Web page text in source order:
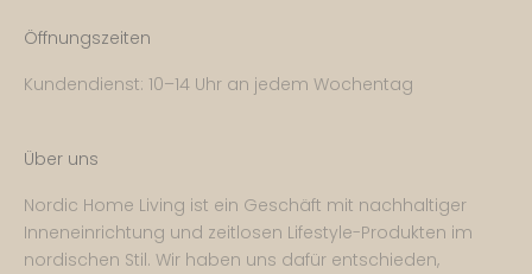
Öffnungszeiten
Kundendienst: 10–14 Uhr an jedem Wochentag
Über uns
Nordic Home Living ist ein Geschäft mit nachhaltiger
Inneneinrichtung und zeitlosen Lifestyle-Produkten im
nordischen Stil. Wir haben uns dafür entschieden,